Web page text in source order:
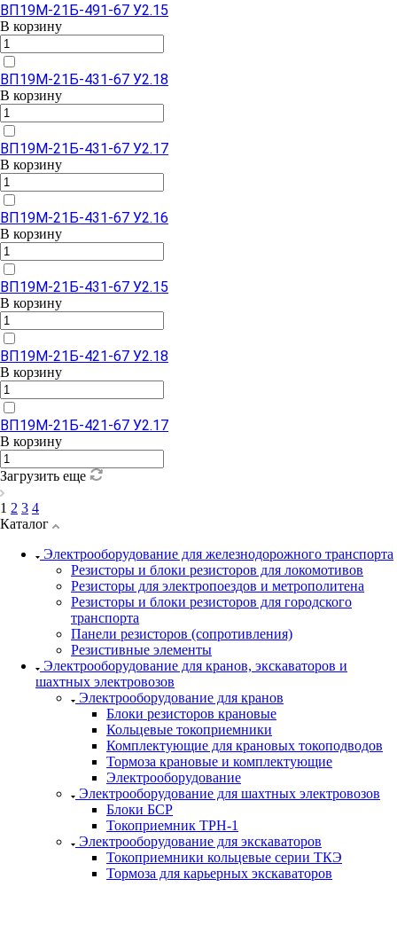
ВП19М-21Б-491-67 У2.15
В корзину
ВП19М-21Б-431-67 У2.18
В корзину
ВП19М-21Б-431-67 У2.17
В корзину
ВП19М-21Б-431-67 У2.16
В корзину
ВП19М-21Б-431-67 У2.15
В корзину
ВП19М-21Б-421-67 У2.18
В корзину
ВП19М-21Б-421-67 У2.17
В корзину
Загрузить еще
1 2 3 4
Каталог
Электрооборудование для железнодорожного транспорта
Резисторы и блоки резисторов для локомотивов
Резисторы для электропоездов и метрополитена
Резисторы и блоки резисторов для городского
транспорта
Панели резисторов (сопротивления)
Резистивные элементы
Электрооборудование для кранов, экскаваторов и
шахтных электровозов
Электрооборудование для кранов
Блоки резисторов крановые
Кольцевые токоприемники
Комплектующие для крановых токоподводов
Тормоза крановые и комплектующие
Электрооборудование
Электрооборудование для шахтных электровозов
Блоки БСР
Токоприемник ТРН-1
Электрооборудование для экскаваторов
Токоприемники кольцевые серии ТКЭ
Тормоза для карьерных экскаваторов